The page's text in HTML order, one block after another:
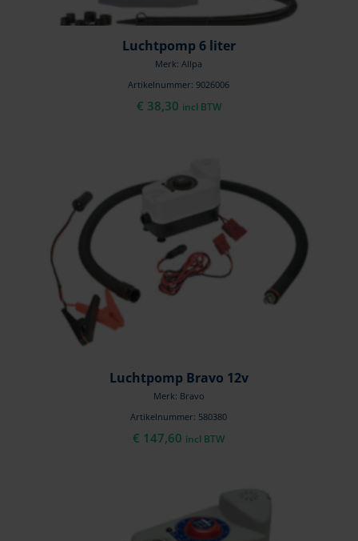
Luchtpomp 6 liter
Merk: Allpa
Artikelnummer: 9026006
€ 38,30 incl BTW
Luchtpomp Bravo 12v
Merk: Bravo
Artikelnummer: 580380
€ 147,60 incl BTW